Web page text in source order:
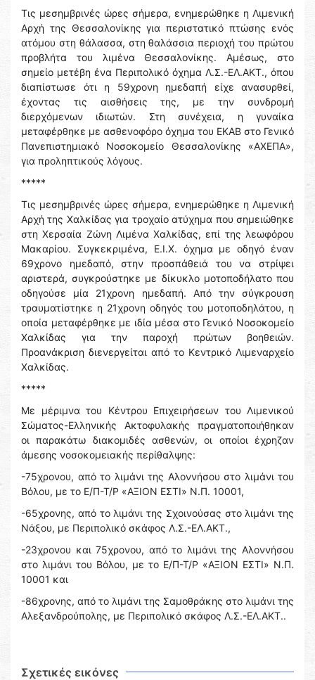
Τις μεσημβρινές ώρες σήμερα, ενημερώθηκε η Λιμενική
Αρχή της Θεσσαλονίκης για περιστατικό πτώσης ενός
ατόμου στη θάλασσα, στη θαλάσσια περιοχή του πρώτου
προβλήτα του λιμένα Θεσσαλονίκης. Αμέσως, στο
σημείο μετέβη ένα Περιπολικό όχημα Λ.Σ.-ΕΛ.ΑΚΤ., όπου
διαπίστωσε ότι η 59χρονη ημεδαπή είχε ανασυρθεί,
έχοντας τις αισθήσεις της, με την συνδρομή
διερχόμενων ιδιωτών. Στη συνέχεια, η γυναίκα
μεταφέρθηκε με ασθενοφόρο όχημα του ΕΚΑΒ στο Γενικό
Πανεπιστημιακό Νοσοκομείο Θεσσαλονίκης «ΑΧΕΠΑ»,
για προληπτικούς λόγους.
*****
Τις μεσημβρινές ώρες σήμερα, ενημερώθηκε η Λιμενική
Αρχή της Χαλκίδας για τροχαίο ατύχημα που σημειώθηκε
στη Χερσαία Ζώνη Λιμένα Χαλκίδας, επί της λεωφόρου
Μακαρίου. Συγκεκριμένα, Ε.Ι.Χ. όχημα με οδηγό έναν
69χρονο ημεδαπό, στην προσπάθειά του να στρίψει
αριστερά, συγκρούστηκε με δίκυκλο μοτοποδήλατο που
οδηγούσε μία 21χρονη ημεδαπή. Από την σύγκρουση
τραυματίστηκε η 21χρονη οδηγός του μοτοποδηλάτου, η
οποία μεταφέρθηκε με ιδία μέσα στο Γενικό Νοσοκομείο
Χαλκίδας για την παροχή πρώτων βοηθειών.
Προανάκριση διενεργείται από το Κεντρικό Λιμεναρχείο
Χαλκίδας.
*****
Με μέριμνα του Κέντρου Επιχειρήσεων του Λιμενικού
Σώματος-Ελληνικής Ακτοφυλακής πραγματοποιήθηκαν
οι παρακάτω διακομιδές ασθενών, οι οποίοι έχρηζαν
άμεσης νοσοκομειακής περίθαλψης:
-75χρονου, από το λιμάνι της Αλοννήσου στο λιμάνι του
Βόλου, με το Ε/Π-Τ/Ρ «ΑΞΙΟΝ ΕΣΤΙ» Ν.Π. 10001,
-65χρονης, από το λιμάνι της Σχοινούσας στο λιμάνι της
Νάξου, με Περιπολικό σκάφος Λ.Σ.-ΕΛ.ΑΚΤ.,
-23χρονου και 75χρονου, από το λιμάνι της Αλοννήσου
στο λιμάνι του Βόλου, με το Ε/Π-Τ/Ρ «ΑΞΙΟΝ ΕΣΤΙ» Ν.Π.
10001 και
-86χρονης, από το λιμάνι της Σαμοθράκης στο λιμάνι της
Αλεξανδρούπολης, με Περιπολικό σκάφος Λ.Σ.-ΕΛ.ΑΚΤ..
Σχετικές εικόνες